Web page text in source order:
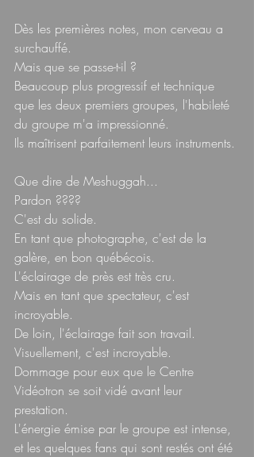
Dès les premières notes, mon cerveau a
surchauffé.
Mais que se passe-t-il ?
Beaucoup plus progressif et technique
que les deux premiers groupes, l'habileté
du groupe m'a impressionné.
Ils maîtrisent parfaitement leurs instruments.
Que dire de Meshuggah...
Pardon ????
C'est du solide.
En tant que photographe, c'est de la
galère, en bon québécois.
L'éclairage de près est très cru.
Mais en tant que spectateur, c'est
incroyable.
De loin, l'éclairage fait son travail.
Visuellement, c'est incroyable.
Dommage pour eux que le Centre
Vidéotron se soit vidé avant leur
prestation.
L'énergie émise par le groupe est intense,
et les quelques fans qui sont restés ont été